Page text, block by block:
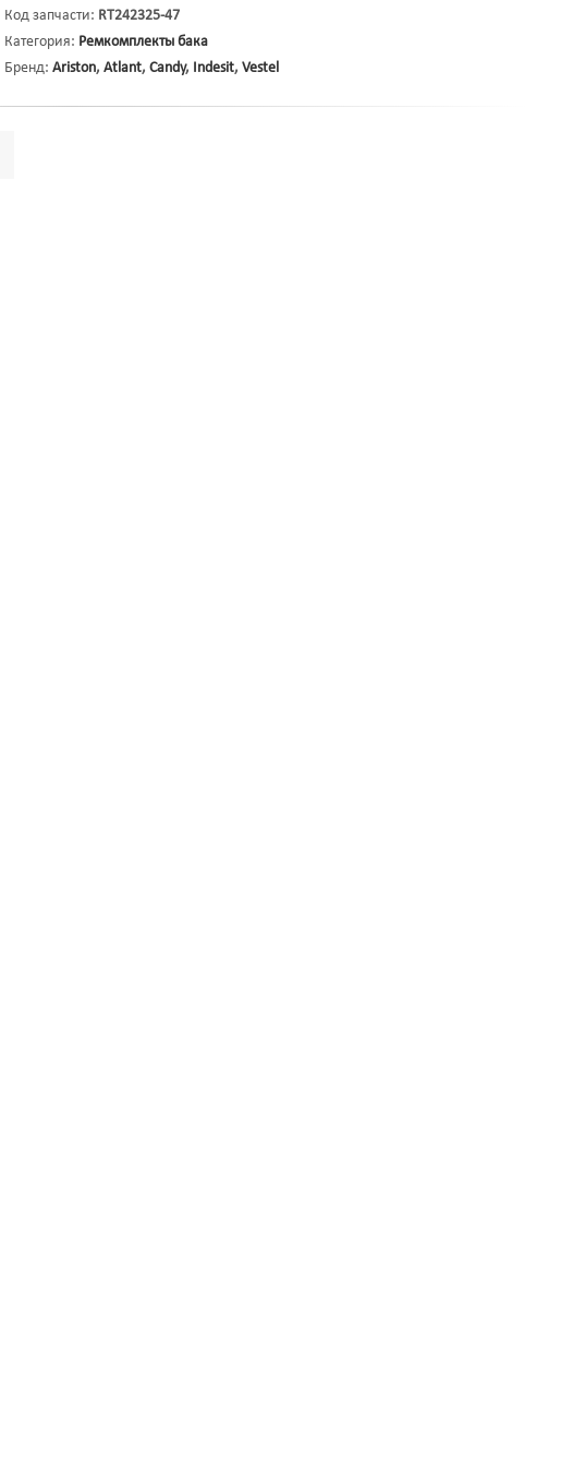
Код запчасти: RT242325-47
Категория: Ремкомплекты бака
Бренд: Ariston, Atlant, Candy, Indesit, Vestel